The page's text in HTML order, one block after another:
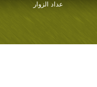
عداد الزوار